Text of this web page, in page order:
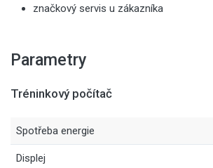
značkový servis u zákazníka
Parametry
Tréninkový počítač
Spotřeba energie
Displej